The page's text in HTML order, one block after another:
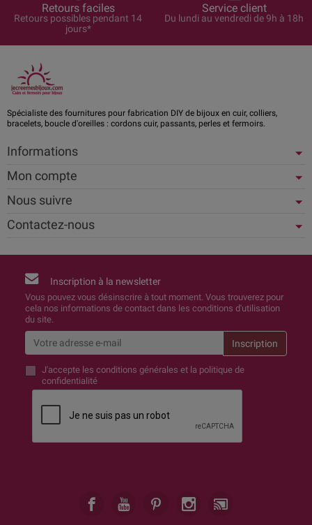
Retours faciles
Retours possibles pendant 14
jours*
Service client
Du lundi au vendredi de 9h à 18h
Spécialiste des fournitures pour fabrication DIY de bijoux en cuir, colliers,
bracelets, boucle d'oreilles : cordons cuir, passants, perles et fermoirs.
Informations
Mon compte
Nous suivre
Contactez-nous
Inscription à la newsletter
Vous pouvez vous désinscrire à tout moment. Vous trouverez pour
cela nos informations de contact dans les conditions d'utilisation
du site.
J'accepte les conditions générales et la politique de
confidentialité